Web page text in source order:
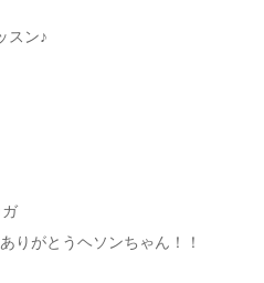
スン♪
りがとうヘソンちゃん！！